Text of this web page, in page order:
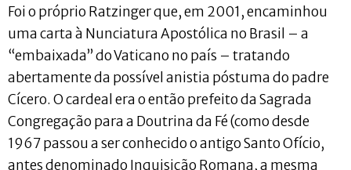
Foi o próprio Ratzinger que, em 2001, encaminhou
uma carta à Nunciatura Apostólica no Brasil – a
“embaixada” do Vaticano no país – tratando
abertamente da possível anistia póstuma do padre
Cícero. O cardeal era o então prefeito da Sagrada
Congregação para a Doutrina da Fé (como desde
1967 passou a ser conhecido o antigo Santo Ofício,
antes denominado Inquisição Romana, a mesma